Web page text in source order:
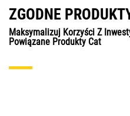
ZGODNE
Maksymalizuj Korzyści Z
Powiązane Produkty Cat